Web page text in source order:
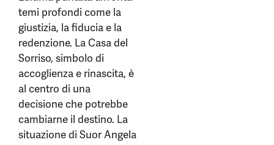
temi profondi come la
giustizia, la fiducia e la
redenzione. La Casa del
Sorriso, simbolo di
accoglienza e rinascita, è
al centro di una
decisione che potrebbe
cambiarne il destino. La
situazione di Suor Angela